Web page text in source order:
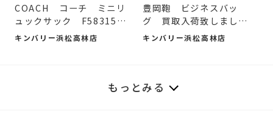
COACH コーチ ミニリ
ュックサック F58315
買取...
キンバリー浜松高林店
豊岡鞄 ビジネスバッ
グ 買取入荷致しまし
た。
キンバリー浜松高林店
もっとみる